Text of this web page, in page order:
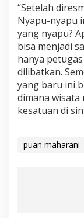
“Setelah
Nyapu-nyapu
yang nyapu?
bisa menjadi
hanya
dilibatkan.
yang baru ini
dimana wisata
kesatuan di
puan maharani